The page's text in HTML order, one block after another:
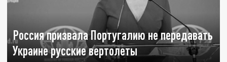
Россия призвала Португалию не передавать
Украине русские вертолеты